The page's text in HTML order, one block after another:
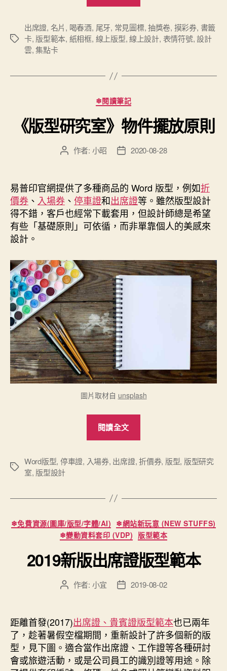
新
增
型
範
本”
標
出席證, 名片, 喝春酒, 尾牙, 常見圖標,抽獎卷, 摸彩券, 書籤
卡, 版型範本, 紙相框, 線上版型,線上設計, 表情符號,設計
雲,集點卡
分
類
❄閱讀筆記
《版型研究室》物件擺放原則
文
者
作者: 小昭
文
佈
日
期
2020-08-28
易普印官網提供了多種商品的 Word 版型，例如折
價券 、 入場券 、 停車證和出席證等。雖然版型設計
得不錯，客戶也經常下載套用，但設計師總是希望
有些「基礎原則」可依循，而非單靠個人的美感來
設計。
圖片取材自 unsplash
閱讀全文
究
件
擺
放
原
則”
標
Word版型, 停車證, 入場券, 出席證,折價券, 版型, 版型研究
室, 版型設計
分
類
❄免費資源(圖庫/版型/字體/AI) ❄網站新玩意 (NEW STUFFS)
❄變動資料套印 (VDP) 版型範本
2019新版出席證版型範本
文
者
作者: 小宜
文
佈
日
期
2019-08-02
距離首發(2017)出席證、貴賓證版型範本也已兩年
了，趁著暑假空檔期間，重新設計了許多個新的版
型，見下圖。適合當作出席證、工作證等各種研討
會或旅遊活動，或是公司員工的識別證等用途。除